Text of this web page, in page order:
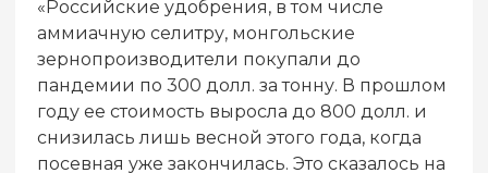
«Российские удобрения, в том числе
аммиачную селитру, монгольские
зернопроизводители покупали до
пандемии по 300 долл. за тонну. В прошлом
году ее стоимость выросла до 800 долл. и
снизилась лишь весной этого года, когда
посевная уже закончилась. Это сказалось на